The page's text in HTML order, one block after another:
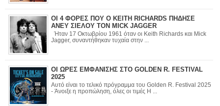
ΟΙ 4 ΦΟΡΕΣ ΠΟΥ Ο KEITH RICHARDS ΠΗΔΗΣΕ
ΑΝΕΥ ΣΙΕΛΟΥ ΤΟΝ MICK JAGGER
Ήταν 17 Οκτωβρίου 1961 όταν οι Keith Richards και Mick
Jagger, συναντήθηκαν τυχαία στην ...
ΟΙ ΩΡΕΣ ΕΜΦΑΝΙΣΗΣ ΣΤΟ GOLDEN R. FESTIVAL
2025
Αυτό είναι το τελικό πρόγραμμα του Golden R. Festival 2025
- Άνοιξε η προπώληση, όλες οι τιμές Η ...